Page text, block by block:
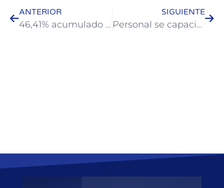
ANTERIOR
46,41% acumulado en lo que va del año: La Municipalidad de Colón y los gremios acordaron nuevo incremento
SIGUIENTE
Personal se capacita en resolución de conflictos